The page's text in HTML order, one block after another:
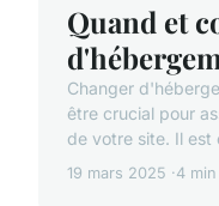
Quand et
Changer
être crucial pour
de votre site. Il est
19 mars 2025 4